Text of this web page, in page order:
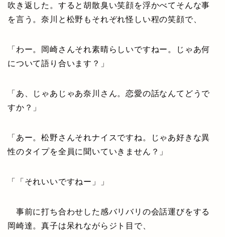
吹き返した。すると胡散臭い笑顔を浮かべてそんな事
を言う。奈川と松野もそれぞれ怪しい程の笑顔で、
「わー。岡崎さんそれ素晴らしいですねー。じゃあ何
について語り合います？」
「あ、じゃあじゃあ奈川さん。恋愛の話なんてどうで
すか？」
「あー。松野さんそれナイスですね。じゃあ好きな異
性のタイプを全員に聞いていきません？」
「「それいいですねー」」
事前に打ち合わせした感バリバリの会話運びをする
岡崎達。真子は呆れながらジト目で、